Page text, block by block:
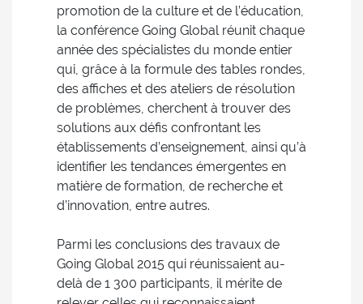
promotion de la culture et de l’éducation,
la conférence Going Global réunit chaque
année des spécialistes du monde entier
qui, grâce à la formule des tables rondes,
des affiches et des ateliers de résolution
de problèmes, cherchent à trouver des
solutions aux défis confrontant les
établissements d’enseignement, ainsi qu’à
identifier les tendances émergentes en
matière de formation, de recherche et
d’innovation, entre autres.
Parmi les conclusions des travaux de
Going Global 2015 qui réunissaient au-
delà de 1 300 participants, il mérite de